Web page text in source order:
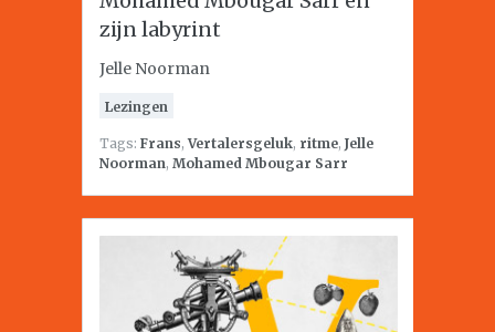
zijn labyrint
Jelle Noorman
Lezingen
Tags: Frans,Vertalersgeluk, ritme, Jelle
Noorman, Mohamed Mbougar Sarr